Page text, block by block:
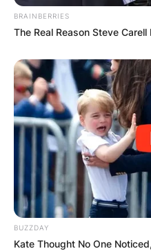
BRAINBERRIES
The Real Reason Steve
BUZZDAY
Kate Thought No One